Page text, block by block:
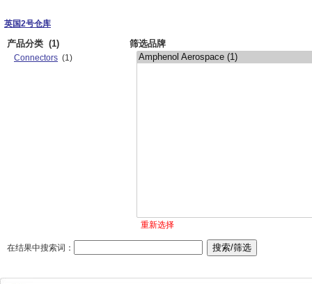
英国2号仓库
产品分类 (1)
Connectors (1)
筛选品牌
重新选择
在结果中搜索词：